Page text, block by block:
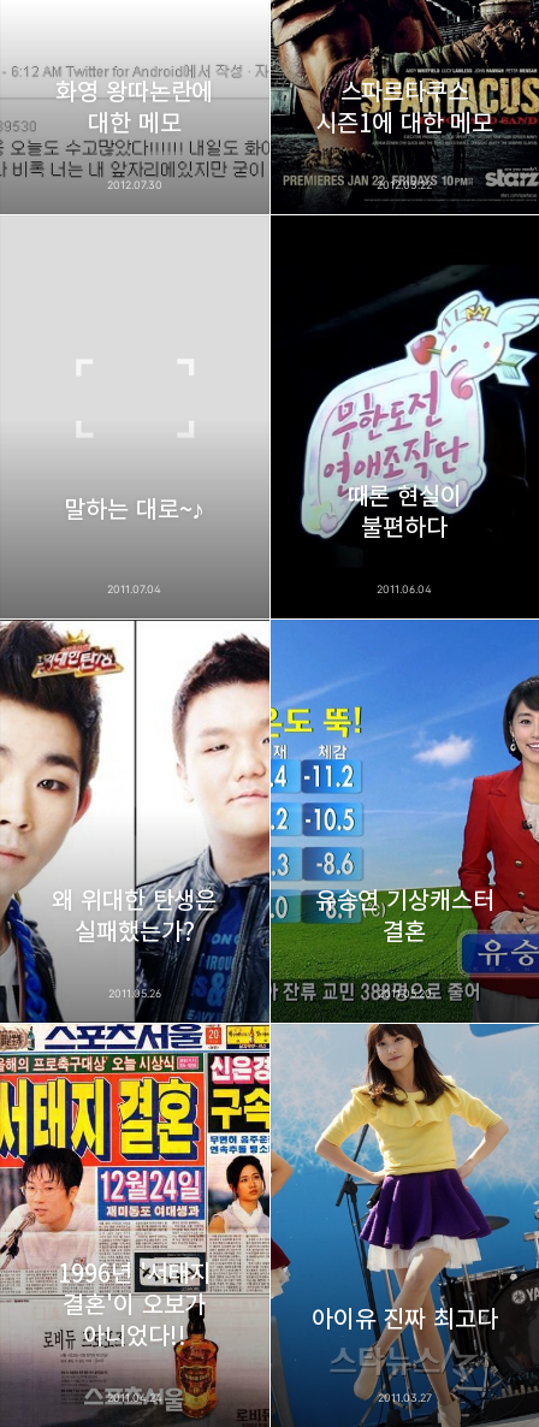
화영 왕따논란에
대한 메모
2012.07.30
스파르타쿠스
시즌1에 대한 메모
2012.03.22
말하는 대로~♪
2011.07.04
때론 현실이
불편하다
2011.06.04
왜 위대한 탄생은
실패했는가?
2011.05.26
유승연 기상캐스터
결혼
2011.05.20
1996년 '서태지
결혼'이 오보가
아니었다!!
2011.04.24
아이유 진짜 최고다
2011.03.27